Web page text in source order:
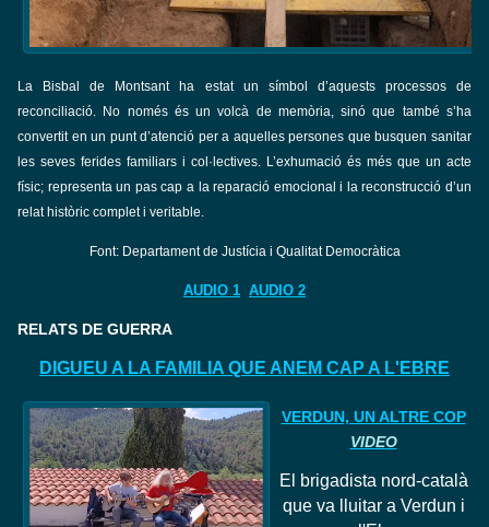
La Bisbal de Montsant ha estat un símbol d’aquests processos de
reconciliació. No només és un volcà de memòria, sinó que també s’ha
convertit en un punt d’atenció per a aquelles persones que busquen sanitar
les seves ferides familiars i col·lectives. L’exhumació és més que un acte
físic; representa un pas cap a la reparació emocional i la reconstrucció d’un
relat històric complet i veritable.
Font: Departament de Justícia i Qualitat Democràtica
AUDIO 1 AUDIO 2
RELATS DE GUERRA
DIGUEU A LA FAMILIA QUE ANEM CAP A L'EBRE
VERDUN, UN ALTRE COP
VIDEO
El brigadista nord-català
que va lluitar a Verdun i